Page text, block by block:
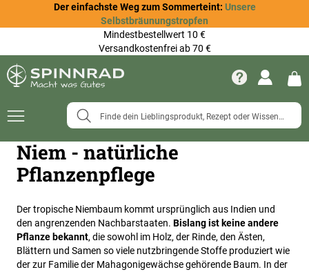
Der einfachste Weg zum Sommerteint: Unsere
Selbstbräunungstropfen
Mindestbestellwert 10 €
Versandkostenfrei ab 70 €
Navigation
Niem - natürliche
Pflanzenpflege
Der tropische Niembaum kommt ursprünglich aus Indien und
den angrenzenden Nachbarstaaten. Bislang ist keine andere
Pflanze bekannt, die sowohl im Holz, der Rinde, den Ästen,
Blättern und Samen so viele nutzbringende Stoffe produziert wie
der zur Familie der Mahagonigewächse gehörende Baum. In der